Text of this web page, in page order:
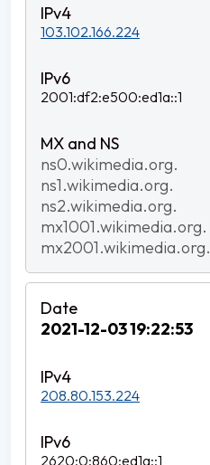
103.102.166.224
2001:df2:e500:ed1a::1
ns0.wikimedia.org.
ns1.wikimedia.org.
ns2.wikimedia.org.
mx1001.wikimedia.org.
mx2001.wikimedia.org.
2021-12-03 19:22:53
208.80.153.224
2620:0:860:ed1a::1